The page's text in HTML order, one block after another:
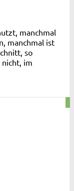
manchmal
manchmal ist
so
nicht, im